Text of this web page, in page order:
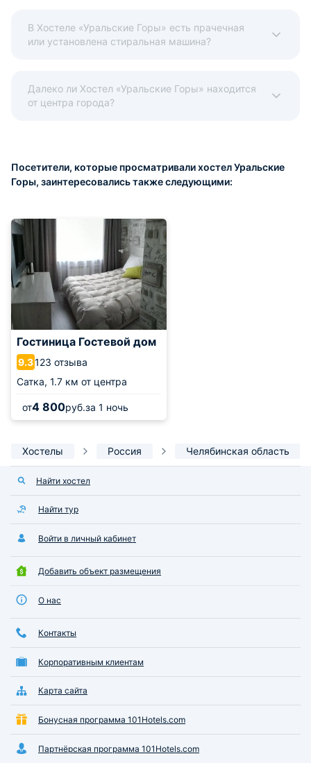
В Хостеле «Уральские Горы» есть прачечная
или установлена стиральная машина?
Далеко ли Хостел «Уральские Горы» находится
от центра города?
Посетители, которые просматривали хостел Уральские
Горы, заинтересовались также следующими:
Гостиница Гостевой дом
9.3123 отзыва
Сатка, 1.7 км от центра
от4 800руб.за 1 ночь
Хостелы Россия Челябинская область
Найти хостел
Найти тур
Войти в личный кабинет
Добавить объект размещения
О нас
Контакты
Корпоративным клиентам
Карта сайта
Бонусная программа 101Hotels.com
Партнёрская программа 101Hotels.com